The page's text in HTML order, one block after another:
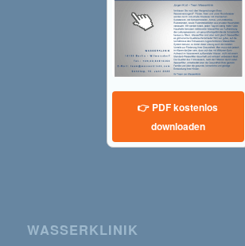
👉 PDF kostenlos
downloaden
WASSERKLINIK